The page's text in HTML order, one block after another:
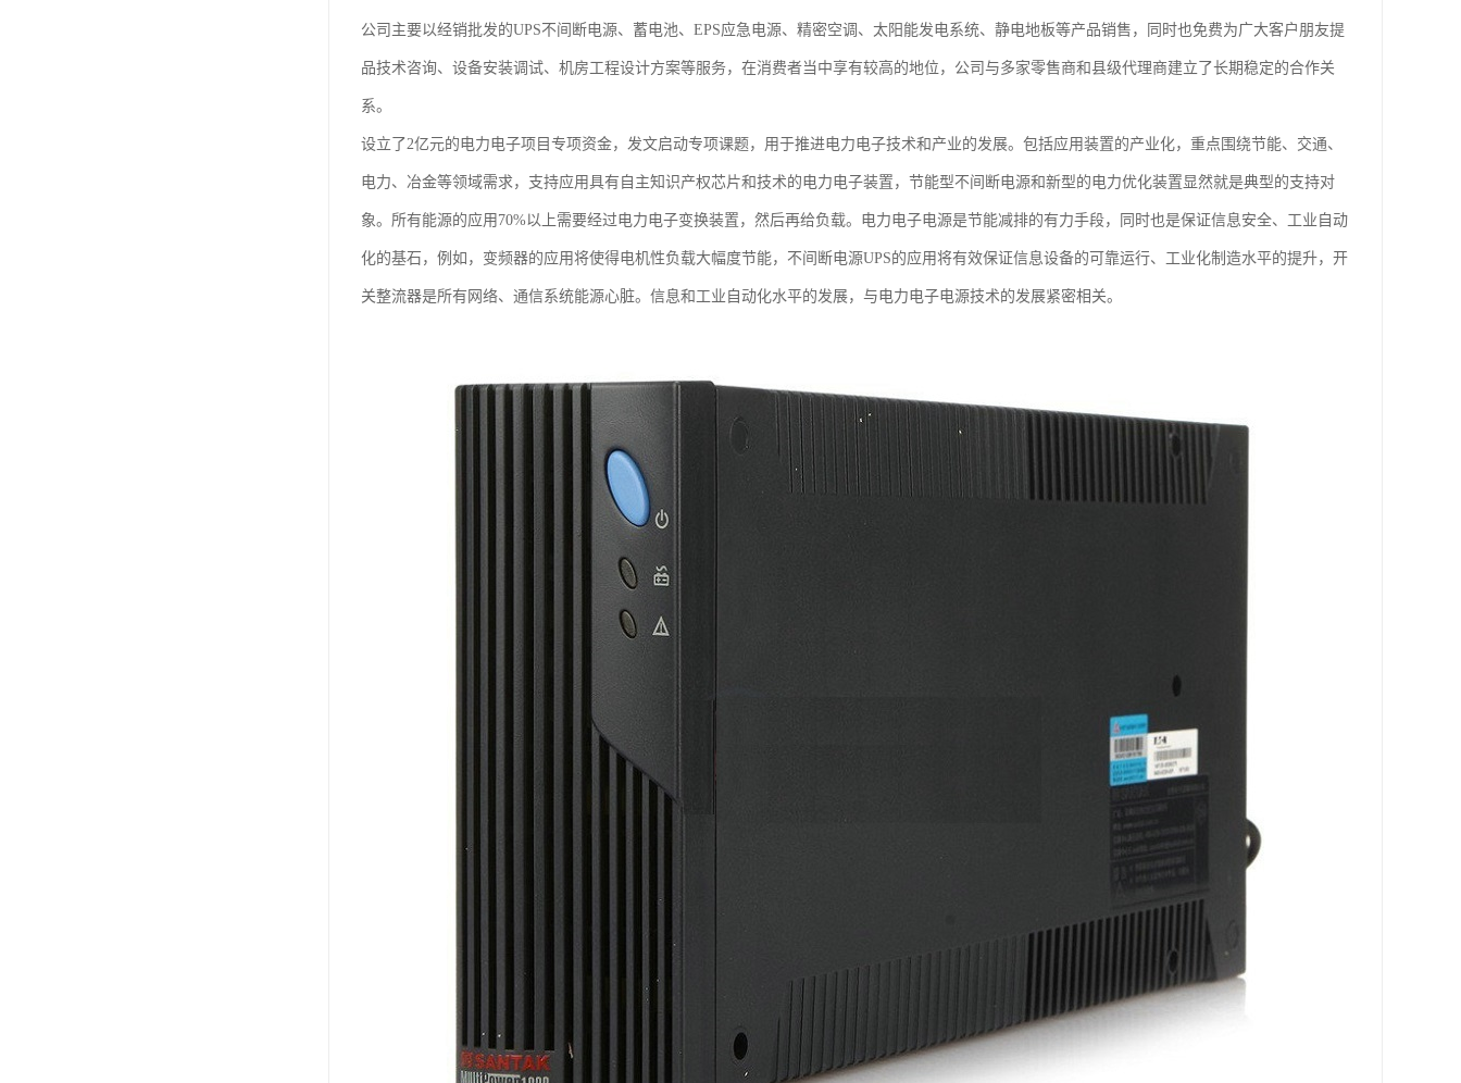
公司主要以经销批发的UPS不间断电源、蓄电池、EPS应急电源、精密空调、太阳能发电系统、静电地板等产品销售，同时也免费为广大客户朋友提
品技术咨询、设备安装调试、机房工程设计方案等服务，在消费者当中享有较高的地位，公司与多家零售商和县级代理商建立了长期稳定的合作关
系。
设立了2亿元的电力电子项目专项资金，发文启动专项课题，用于推进电力电子技术和产业的发展。包括应用装置的产业化，重点围绕节能、交通、
电力、冶金等领域需求，支持应用具有自主知识产权芯片和技术的电力电子装置，节能型不间断电源和新型的电力优化装置显然就是典型的支持对
象。所有能源的应用70%以上需要经过电力电子变换装置，然后再给负载。电力电子电源是节能减排的有力手段，同时也是保证信息安全、工业自动
化的基石，例如，变频器的应用将使得电机性负载大幅度节能，不间断电源UPS的应用将有效保证信息设备的可靠运行、工业化制造水平的提升，开
关整流器是所有网络、通信系统能源心脏。信息和工业自动化水平的发展，与电力电子电源技术的发展紧密相关。